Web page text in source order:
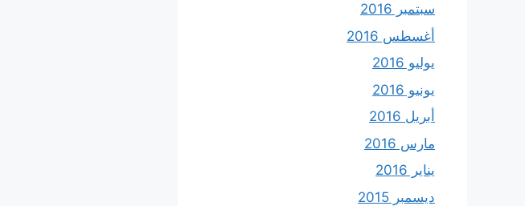
سبتمبر 2016
أغسطس 2016
يوليو 2016
يونيو 2016
أبريل 2016
مارس 2016
يناير 2016
ديسمبر 2015